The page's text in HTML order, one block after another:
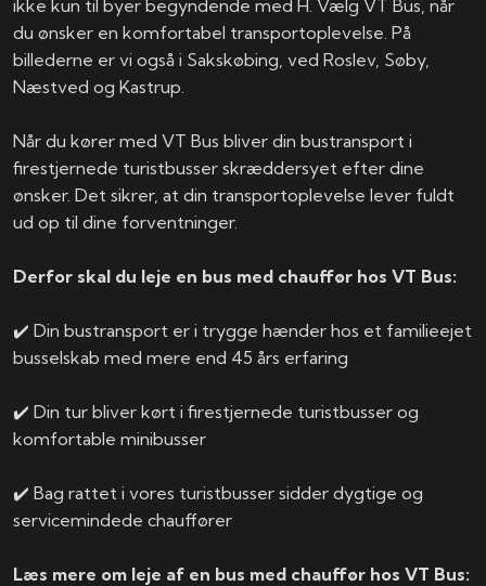
ikke kun til byer begyndende med H. Vælg VT Bus, når
du ønsker en komfortabel transportoplevelse. På
billederne er vi også i Sakskøbing, ved Roslev, Søby,
Næstved og Kastrup.
Når du kører med VT Bus bliver din bustransport i
firestjernede turistbusser skræddersyet efter dine
ønsker. Det sikrer, at din transportoplevelse lever fuldt
ud op til dine forventninger.
Derfor skal du leje en bus med chauffør hos VT Bus:
✔️ Din bustransport er i trygge hænder hos et familieejet
busselskab med mere end 45 års erfaring
✔️ Din tur bliver kørt i firestjernede turistbusser og
komfortable minibusser
✔️ Bag rattet i vores turistbusser sidder dygtige og
servicemindede chauffører
Læs mere om leje af en bus med chauffør hos VT Bus: